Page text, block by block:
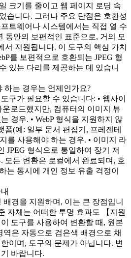
크기를 줄이고 웹 페이지 로딩 속
습니다. 그러나 주요 단점은 호환성
트웨어나 시스템에서는 직접 열 수
동안의 보편적인 표준으로, 거의 모
서 지원됩니다. 이 도구의 핵심 가치
를 보편적으로 호환되는 JPEG 형
있는 다리를 제공하는 데 있습니
하는 경우는 언제인가요?
구가 필요할 수 있습니다: • 웹사이
운로드했지만, 컴퓨터의 이미지 뷰
경우. • WebP 형식을 지원하지 않
폼(예: 일부 문서 편집기, 프레젠테
를 사용해야 하는 경우. • 이미지 라
JPEG 형식으로 통일하여 장기 저
모든 변환은 로컬에서 완료되며, 호
는 동시에 개인 정보 유출 걱정이
배경을 지원하며, 이는 큰 장점입니
자체는 어떠한 투명 효과도 【지원
도구를 사용하여 변환할 때, 원본
역은 자동으로 검은색 배경으로 채
이며, 도구의 문제가 아닙니다. 변
바랍니다.